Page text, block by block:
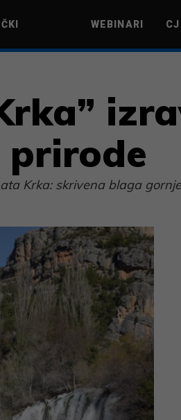
WEBINARI
prirode
Krka: skrivena blaga